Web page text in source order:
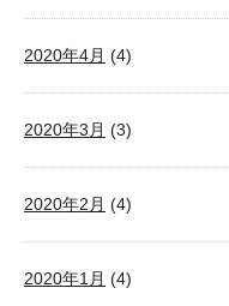
2020年4月 (4)
2020年3月 (3)
2020年2月 (4)
2020年1月 (4)